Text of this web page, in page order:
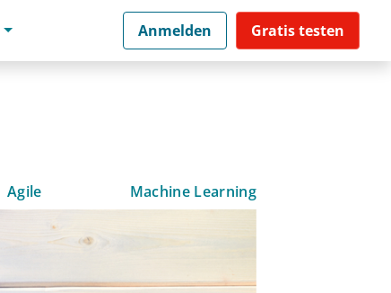
Anmelden Gratis testen
Agile Machine Learning